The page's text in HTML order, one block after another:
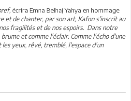
écrira Emna Belhaj Yahya en hommage
et de chanter, par son art, Kafon s'inscrit au
fragilités et de nos espoirs. Dans notre
et comme l'éclair. Comme l'écho d'une
yeux, rêvé, tremblé, l'espace d'un